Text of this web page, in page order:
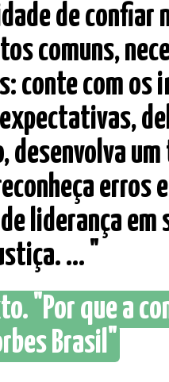
de
comuns,
conte com os
desenvolva
erros
liderança em
... "
"Por que a
Brasil"